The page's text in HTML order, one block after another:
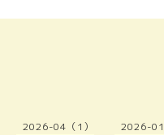
2026-04（1） 2026-01